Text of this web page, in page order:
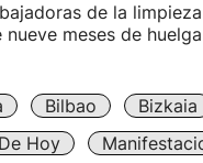
de la
nueve meses de huelga
Bilbao Bizkaia
Hoy